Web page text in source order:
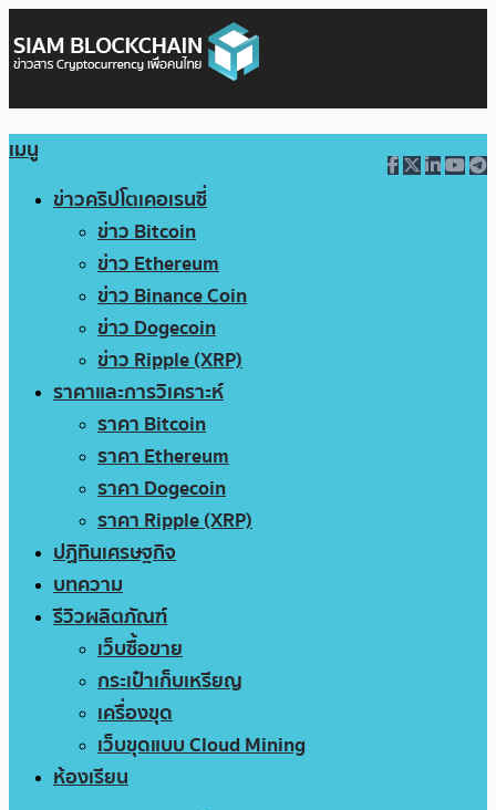
เมนู
ข่าวคริปโตเคอเรนซี่
ข่าว Bitcoin
ข่าว Ethereum
ข่าว Binance Coin
ข่าว Dogecoin
ข่าว Ripple (XRP)
ราคาและการวิเคราะห์
ราคา Bitcoin
ราคา Ethereum
ราคา Dogecoin
ราคา Ripple (XRP)
ปฏิทินเศรษฐกิจ
บทความ
รีวิวผลิตภัณฑ์
เว็บซื้อขาย
กระเป๋าเก็บเหรียญ
เครื่องขุด
เว็บขุดแบบ Cloud Mining
ห้องเรียน